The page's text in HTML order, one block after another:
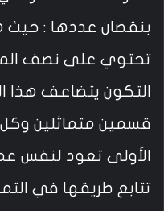
بنقصان عددها : حيث
تحتوي على نصف
التكون يتضاعف هذا
قسمين متماثلين
الأولى تعود لنفس
تتابع طريقها في